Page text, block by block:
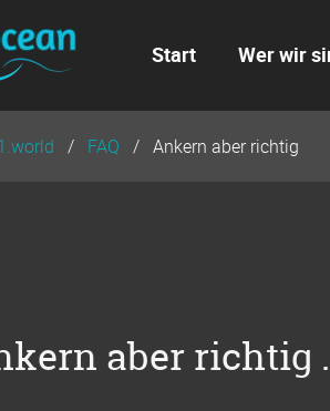
Start Wer wir
FAQ Ankern aber richtig
aber richtig